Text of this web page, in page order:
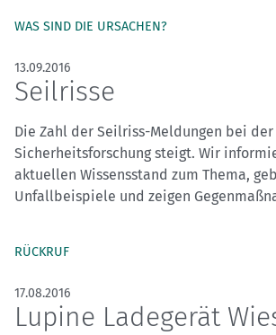
WAS SIND DIE URSACHEN?
13.09.2016
Seilrisse
Die Zahl der Seilriss-Meldungen bei der
Sicherheitsforschung steigt. Wir
aktuellen Wissensstand zum Thema,
Unfallbeispiele und zeigen
RÜCKRUF
17.08.2016
Lupine Ladegerät